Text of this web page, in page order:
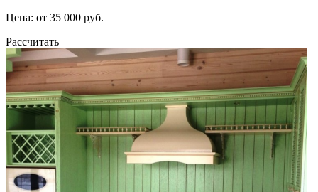
Цена: от 35 000 руб.
Рассчитать